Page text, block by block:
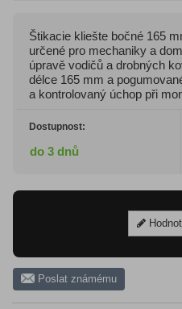
Štikacie kliešte bočné 165
určené pro mechaniky a
úpravě vodičů a drobných
délce 165 mm a
a kontrolovaný úchop při
Dostupnost:
do 3 dnů
Poslat známému